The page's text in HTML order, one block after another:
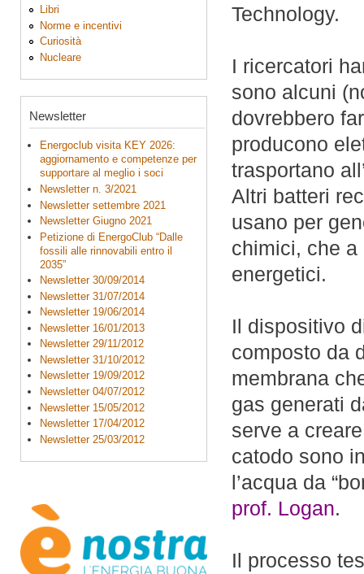
Libri
Norme e incentivi
Curiosità
Nucleare
Newsletter
Energoclub visita KEY 2026:
aggiornamento e competenze per
supportare al meglio i soci
Newsletter n. 3/2021
Newsletter settembre 2021
Newsletter Giugno 2021
Petizione di EnergoClub “Dalle
fossili alle rinnovabili entro il
2035”
Newsletter 30/09/2014
Newsletter 31/07/2014
Newsletter 19/06/2014
Newsletter 16/01/2013
Newsletter 29/11/2012
Newsletter 31/10/2012
Newsletter 19/09/2012
Newsletter 04/07/2012
Newsletter 15/05/2012
Newsletter 17/04/2012
Newsletter 25/03/2012
Technology.
I ricercatori
sono alcuni
dovrebbero
producono
trasportano
Altri batteri
usano per
chimici, che
energetici.
Il dispositivo
composto da
membrana
gas generati
serve a
catodo sono
l’acqua da
prof. Logan.
Il processo